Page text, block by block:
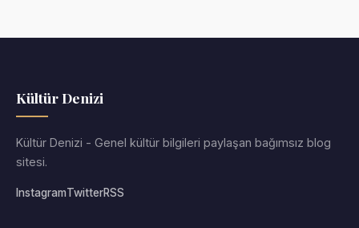
Kültür Denizi
Kültür Denizi - Genel kültür bilgileri paylaşan bağımsız blog
sitesi.
InstagramTwitterRSS